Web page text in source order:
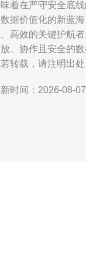
着在严守安全底
据价值化的新蓝
高效的关键护航
、协作且安全的数
转载，请注明出
时间：2026-08-